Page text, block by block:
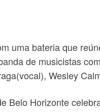
uma bateria que
de musicistas
Wesley
Belo Horizonte